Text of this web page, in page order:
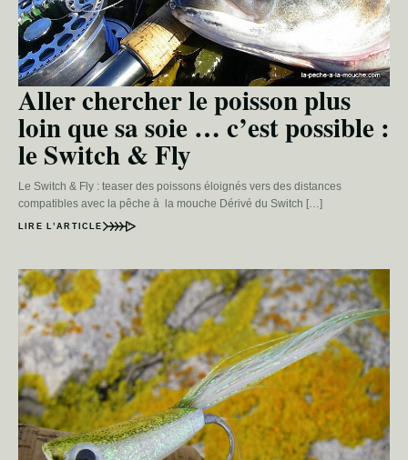
Aller chercher le poisson plus
loin que sa soie … c’est possible :
le Switch & Fly
Le Switch & Fly : teaser des poissons éloignés vers des distances
compatibles avec la pêche à la mouche Dérivé du Switch […]
LIRE L’ARTICLE